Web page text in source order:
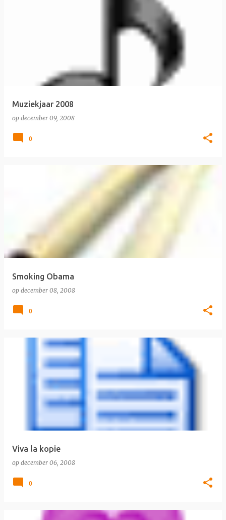
Muziekjaar 2008
op december 09, 2008
0
Smoking Obama
op december 08, 2008
0
Viva la kopie
op december 06, 2008
0